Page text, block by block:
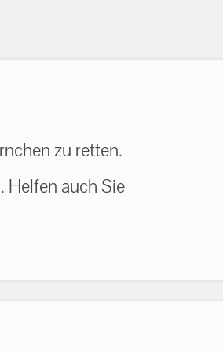
zu retten.
Helfen auch Sie